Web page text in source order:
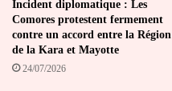
Incident diplomatique : Les
Comores protestent fermement
contre un accord entre la Région
de la Kara et Mayotte
24/07/2026